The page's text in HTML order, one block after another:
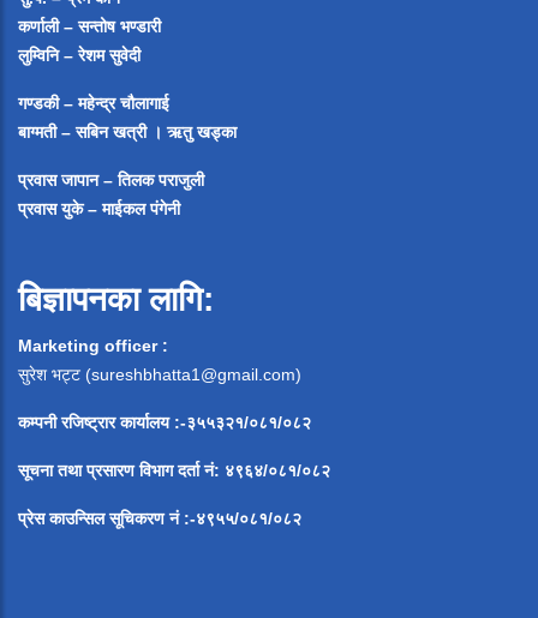
कर्णाली – सन्तोष भण्डारी
लुम्विनि – रेशम सुवेदी
गण्डकी – महेन्द्र चौलागाई
बाग्मती – सबिन खत्री ।ऋतु खड्का
प्रवास जापान – तिलक पराजुली
प्रवास युके – माईकल पंगेनी
बिज्ञापनका लागि:
Marketing officer :
सुरेश भट्ट (sureshbhatta1@gmail.com)
कम्पनी रजिष्ट्रार कार्यालय :-३५५३२१/०८१/०८२
सूचना तथा प्रसारण विभाग दर्ता नं: ४९६४/०८१/०८२
प्रेस काउन्सिल सूचिकरण नं:-४९५५/०८१/०८२